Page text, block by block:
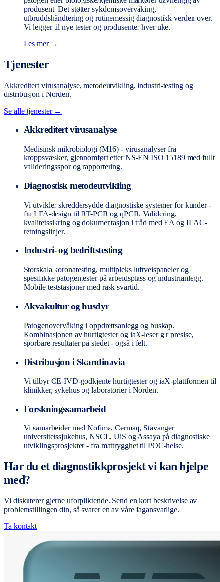
produsent. Det støtter sykdomsovervåking,
utbruddshåndtering og rutinemessig diagnostikk verden over.
Vi legger til nye tester og produsenter hver uke.
Les mer →
Tjenester
Akkreditert virusanalyse, metodeutvikling, industri-testing og
distribusjon i Norden.
Se alle tjenester →
Akkreditert virusanalyse
Medisinsk mikrobiologi (M16) - virusanalyser fra
kroppsvæsker, gjennomført etter NS-EN ISO 15189 med fullt
valideringsspor og rapportering.
Diagnostisk metodeutvikling
Vi utvikler skreddersydde diagnostiske systemer for kunder -
fra LFA-design til RT-PCR og qPCR. Validering,
kvalitetssikring og dokumentasjon i tråd med EA og ILAC-
retningslinjer.
Industri- og bedriftstesting
Storskala koronatesting, multipleks luftveispaneler og
spesifikke patogentester på arbeidsplass og industrianlegg.
Mobile teststasjoner med rask svartid.
Akvakultur og husdyr
Patogenovervåking i oppdrettsanlegg og buskap.
Kombinasjonen av hurtigtester og iaX-leser gir presise,
sporbare resultater på stedet - også i felt.
Distribusjon i Skandinavia
Vi tilbyr CE-IVD-godkjente hurtigtester og iaX-plattformen til
klinikker, sykehus og laboratorier i Norden.
Forskningssamarbeid
Vi samarbeider med Nofima, Cermaq, Stavanger
universitetssjukehus, NSCL, UiS og Assaya på diagnostiske
utviklingsprosjekter - fra mattrygghet til POC-helse.
Har du et diagnostikkprosjekt vi kan hjelpe
med?
Vi diskuterer gjerne uforpliktende. Send en kort beskrivelse av
problemstillingen din, så svarer en av våre fagansvarlige.
Ta kontakt